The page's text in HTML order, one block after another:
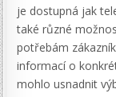
je dostupná jak
také různé
potřebám
informací o
mohlo usnadnit